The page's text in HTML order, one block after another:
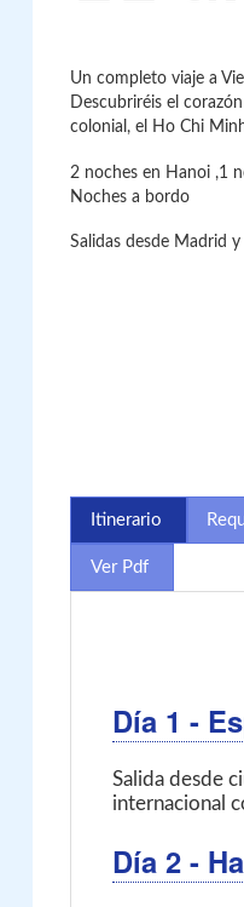
Un completo viaje a
Descubriréis el
colonial, el Ho Chi
2 noches en Hanoi ,1
Noches a bordo
Salidas desde Madrid y
Itinerario
Ver Pdf
Día 1 -
Salida desde
internacional
Día 2 -